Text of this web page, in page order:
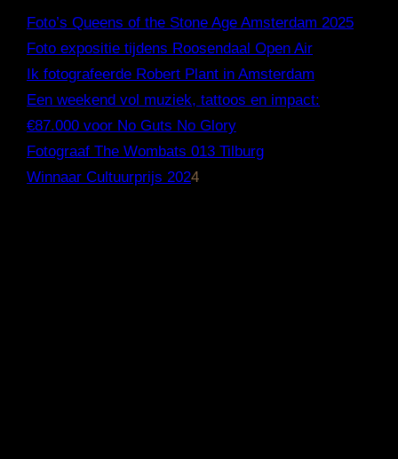
Foto’s Queens of the Stone Age Amsterdam 2025
Foto expositie tijdens Roosendaal Open Air
Ik fotografeerde Robert Plant in Amsterdam
Een weekend vol muziek, tattoos en impact:
€87.000 voor No Guts No Glory
Fotograaf The Wombats 013 Tilburg
Winnaar Cultuurprijs 2024